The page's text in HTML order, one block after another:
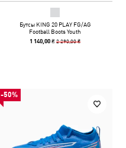
Бутсы KING 20 PLAY FG/AG
Football Boots Youth
1 140,00 ₴2 290,00 ₴
-50%